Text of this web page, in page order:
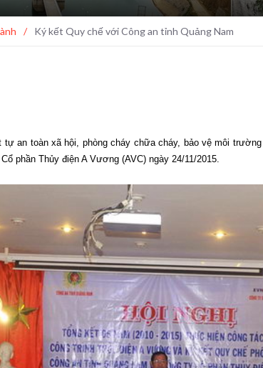
/ Ký kết Quy chế với Công an tỉnh Quảng Nam
an toàn xã hội, phòng cháy chữa cháy, bảo vệ môi
phần Thủy điện A Vương (AVC) ngày 24/11/2015.